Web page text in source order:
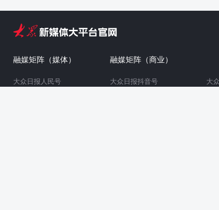
融媒矩阵（媒体）
大众日报人民号
融媒矩阵（商业）
大众日报抖音号
大